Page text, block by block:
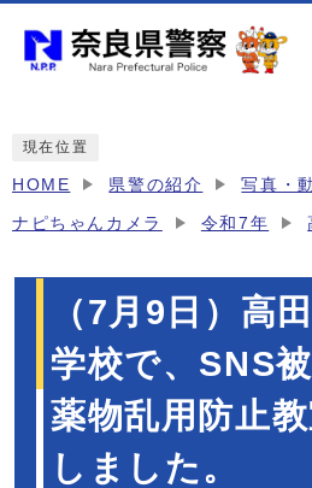
現在位置
HOME 県警の紹介 写真・
ナピちゃんカメラ 令和7年
（7月9日）高
学校で、SNS被
薬物乱用防止
しました。